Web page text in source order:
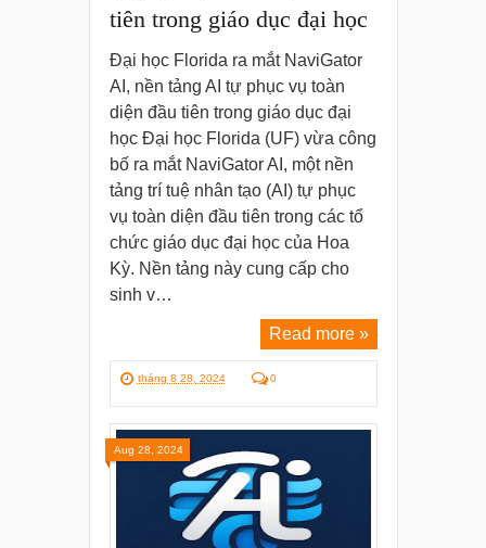
tiên trong giáo dục đại học
Đại học Florida ra mắt NaviGator
AI, nền tảng AI tự phục vụ toàn
diện đầu tiên trong giáo dục đại
học Đại học Florida (UF) vừa công
bố ra mắt NaviGator AI, một nền
tảng trí tuệ nhân tạo (AI) tự phục
vụ toàn diện đầu tiên trong các tổ
chức giáo dục đại học của Hoa
Kỳ. Nền tảng này cung cấp cho
sinh v…
Read more »
tháng 8 28, 2024 0
Aug 28, 2024